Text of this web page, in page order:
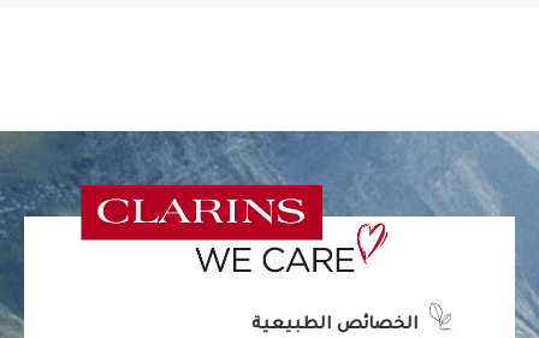
الخصائص الطبيعية